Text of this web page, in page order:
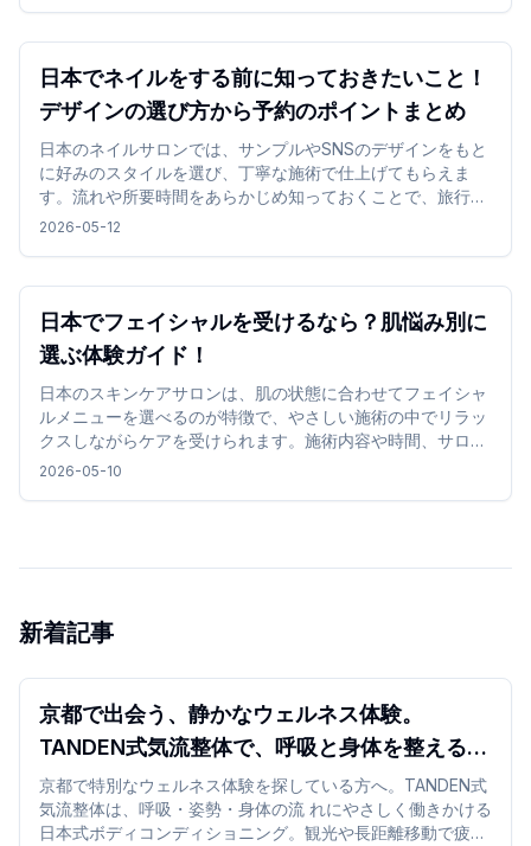
日本でネイルをする前に知っておきたいこと！
デザインの選び方から予約のポイントまとめ
日本のネイルサロンでは、サンプルやSNSのデザインをもと
に好みのスタイルを選び、丁寧な施術で仕上げてもらえま
す。流れや所要時間をあらかじめ知っておくことで、旅行中
でも無理なくネイル体験を楽しめます。
2026-05-12
日本でフェイシャルを受けるなら？肌悩み別に
選ぶ体験ガイド！
日本のスキンケアサロンは、肌の状態に合わせてフェイシャ
ルメニューを選べるのが特徴で、やさしい施術の中でリラッ
クスしながらケアを受けられます。施術内容や時間、サロン
の雰囲気を確認して選ぶことで、旅行中でも無理なく取り入
2026-05-10
新着記事
京都で出会う、静かなウェルネス体験。
TANDEN式気流整体で、呼吸と身体を整える時
間 を
京都で特別なウェルネス体験を探している方へ。TANDEN式
気流整体は、呼吸・姿勢・身体の流 れにやさしく働きかける
日本式ボディコンディショニング。観光や長距離移動で疲れ